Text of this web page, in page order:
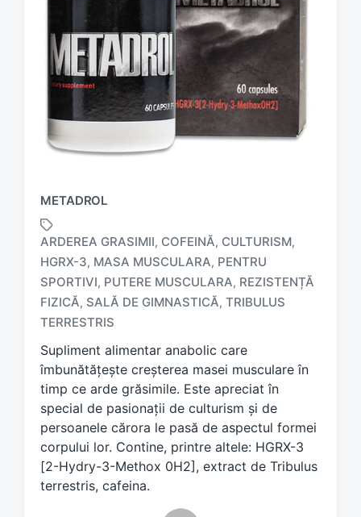
METADROL
T
a
g
e
d
w
t
h
ARDEREA GRASIMII, COFEINĂ, CULTURISM,
HGRX-3, MASA MUSCULARA, PENTRU
SPORTIVI, PUTERE MUSCULARA, REZISTENȚĂ
FIZICĂ, SALĂ DE GIMNASTICĂ, TRIBULUS
TERRESTRIS
Supliment alimentar anabolic care
îmbunătățește creșterea masei musculare în
timp ce arde grăsimile. Este apreciat în
special de pasionații de culturism și de
persoanele cărora le pasă de aspectul formei
corpului lor. Contine, printre altele: HGRX-3
[2-Hydry-3-Methox 0H2], extract de Tribulus
terrestris, cafeina.